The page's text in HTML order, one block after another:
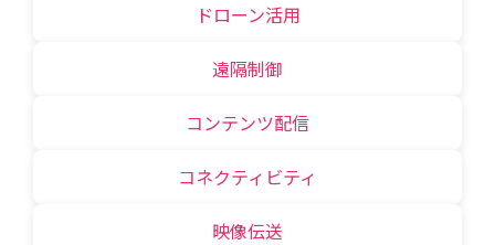
ドローン活用
遠隔制御
コンテンツ配信
コネクティビティ
映像伝送